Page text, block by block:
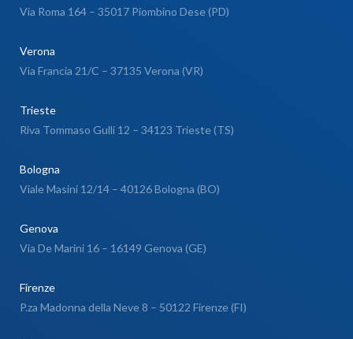
Via Roma 164 – 35017 Piombino Dese (PD)
Verona
Via Francia 21/C – 37135 Verona (VR)
Trieste
Riva Tommaso Gulli 12 – 34123 Trieste (TS)
Bologna
Viale Masini 12/14 – 40126 Bologna (BO)
Genova
Via De Marini 16 – 16149 Genova (GE)
Firenze
P.za Madonna della Neve 8 – 50122 Firenze (FI)